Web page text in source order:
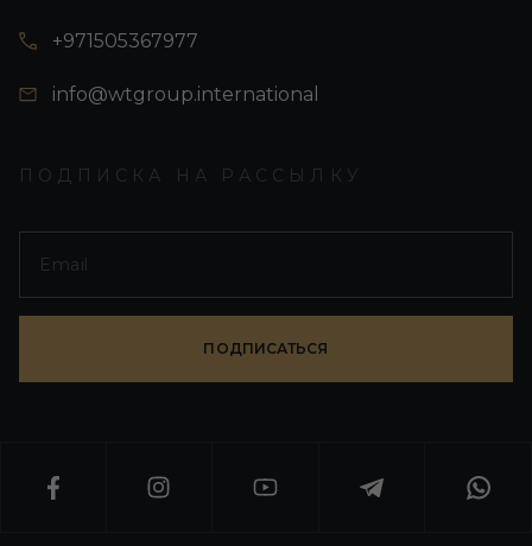
+971505367977
info@wtgroup.international
ПОДПИСКА НА РАССЫЛКУ
ПОДПИСАТЬСЯ